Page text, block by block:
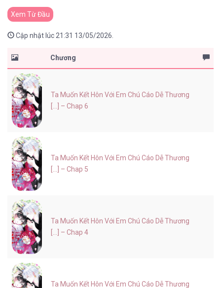
Xem Từ Đầu
Cập nhật lúc 21:31 13/05/2026.
Chương
Ta Muốn Kết Hôn Với Em Chú Cáo Dễ Thương
[...] – Chap 6
Ta Muốn Kết Hôn Với Em Chú Cáo Dễ Thương
[...] – Chap 5
Ta Muốn Kết Hôn Với Em Chú Cáo Dễ Thương
[...] – Chap 4
Ta Muốn Kết Hôn Với Em Chú Cáo Dễ Thương